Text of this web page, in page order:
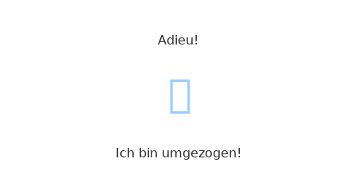
Adieu!
Ich bin umgezogen!